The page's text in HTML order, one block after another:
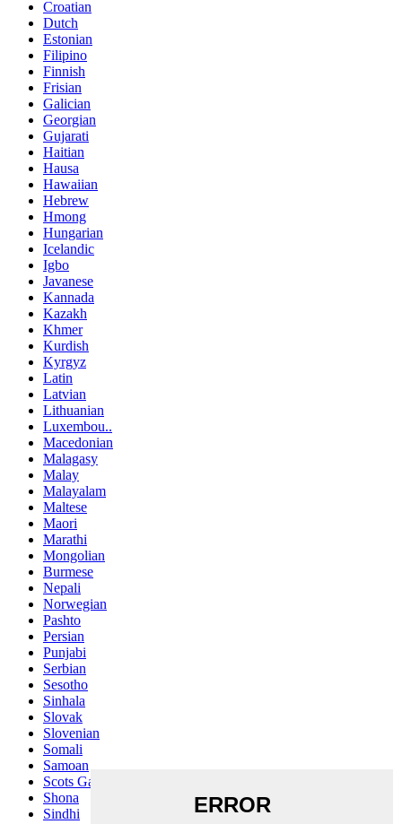
Croatian
Dutch
Estonian
Filipino
Finnish
Frisian
Galician
Georgian
Gujarati
Haitian
Hausa
Hawaiian
Hebrew
Hmong
Hungarian
Icelandic
Igbo
Javanese
Kannada
Kazakh
Khmer
Kurdish
Kyrgyz
Latin
Latvian
Lithuanian
Luxembou..
Macedonian
Malagasy
Malay
Malayalam
Maltese
Maori
Marathi
Mongolian
Burmese
Nepali
Norwegian
Pashto
Persian
Punjabi
Serbian
Sesotho
Sinhala
Slovak
Slovenian
Somali
Samoan
Scots Gaelic
Shona
Sindhi